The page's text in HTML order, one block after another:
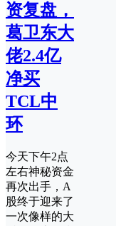
资复盘，
葛卫东大
佬2.4亿
净买
TCL中
环
今天下午2点
左右神秘资金
再次出手，A
股终于迎来了
一次像样的大